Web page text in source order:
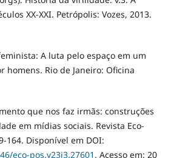
XX-XXI. Petrópolis: Vozes, 2013.
A luta pelo espaço em um
homens. Rio de Janeiro: Oficina
que nos faz irmãs: construções
em mídias sociais. Revista Eco-
164. Disponível em DOI:
eco-pos.v23i3.27601 . Acesso em: 20